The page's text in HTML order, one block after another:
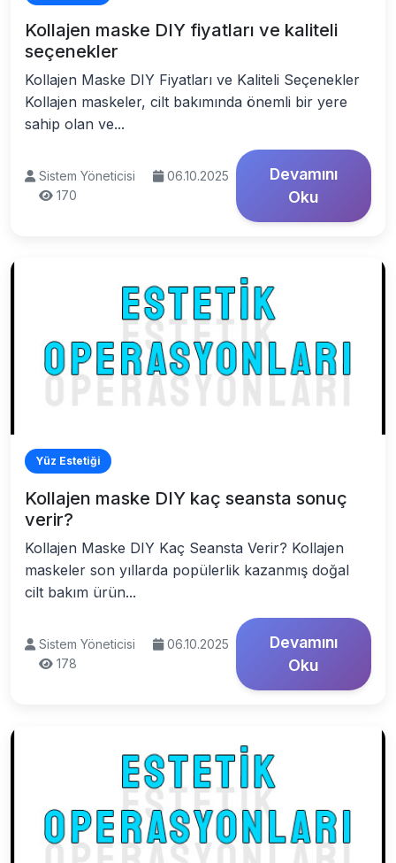
Kollajen maske DIY fiyatları ve kaliteli
seçenekler
Kollajen Maske DIY Fiyatları ve Kaliteli Seçenekler
Kollajen maskeler, cilt bakımında önemli bir yere
sahip olan ve...
Sistem Yöneticisi
06.10.2025
170
Devamını
Oku
Yüz Estetiği
Kollajen maske DIY kaç seansta sonuç
verir?
Kollajen Maske DIY Kaç Seansta Verir? Kollajen
maskeler son yıllarda popülerlik kazanmış doğal
cilt bakım ürün...
Sistem Yöneticisi
06.10.2025
178
Devamını
Oku